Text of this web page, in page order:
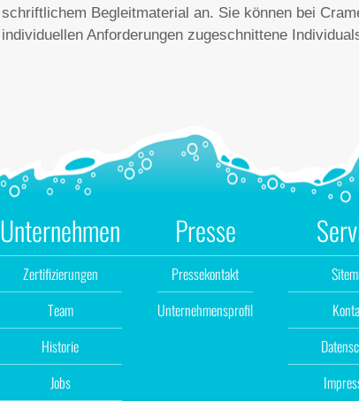
schriftlichem Begleitmaterial an. Sie können bei
individuellen Anforderungen zugeschnittene
Unternehmen
Zertifizierungen
Team
Historie
Jobs
Presse
Pressekontakt
Unternehmensprofil